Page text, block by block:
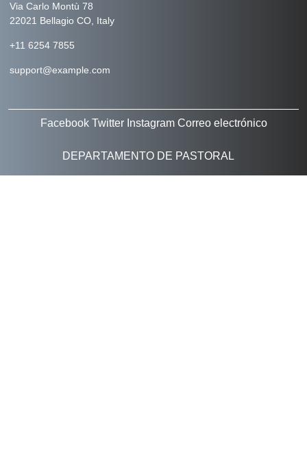
Via Carlo Montù 78
22021 Bellagio CO, Italy
+11 6254 7855
support@example.com
Facebook Twitter Instagram Correo electrónico
DEPARTAMENTO DE PASTORAL